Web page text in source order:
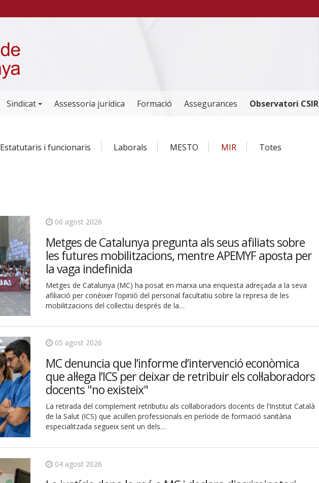
Sindicat Assessoria jurídica Formació Assegurances Observatori CSIR
Estatutaris i funcionaris Laborals MESTO MIR Totes
06 agost 2026
Metges de Catalunya pregunta als seus afiliats sobre
les futures mobilitzacions, mentre APEMYF aposta per
la vaga indefinida
Metges de Catalunya (MC) ha posat en marxa una enquesta adreçada a la seva
afiliació per conèixer l’opinió del personal facultatiu sobre la represa de les
mobilitzacions del col·lectiu després de la…
05 agost 2026
MC denuncia que l’informe d’intervenció econòmica
que al·lega l’ICS per deixar de retribuir els col·laboradors
docents "no existeix"
La retirada del complement retributiu als col·laboradors docents de l’Institut Català
de la Salut (ICS) que acullen professionals en període de formació sanitària
especialitzada segueix sent un dels…
04 agost 2026